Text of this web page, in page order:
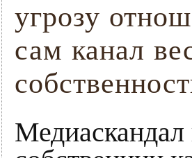
угрозу
сам канал
Медиаскандал